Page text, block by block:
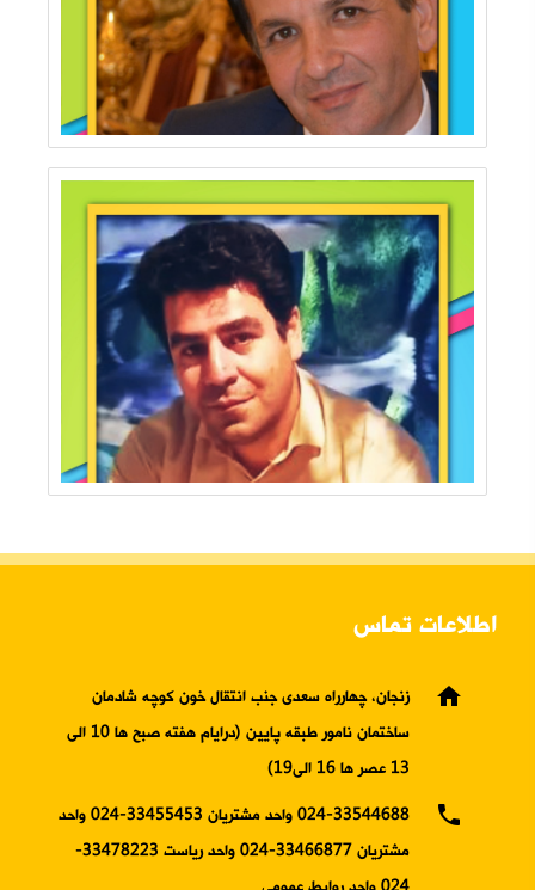
اطلاعات تماس
home
زنجان، چهارراه سعدی جنب انتقال خون کوچه شادمان
ساختمان نامور طبقه پایین (درایام هفته صبح ها 10 الی
13 عصر ها 16 الی19)
phone
024-33544688 واحد مشتریان 33455453-024 واحد
مشتریان 33466877-024 واحد ریاست 33478223-